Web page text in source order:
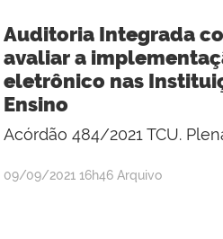
Lemos
Auditoria Integrada
avaliar a
eletrônico nas
Ensino
Acórdão 484/2021 TCU.
por
publicado
09/09/2021 16h46 Arquivo